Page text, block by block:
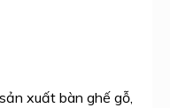
xuất bàn ghế gỗ,